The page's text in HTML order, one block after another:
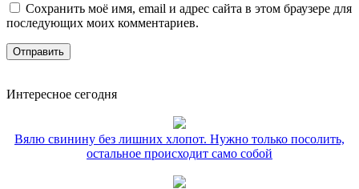
Сохранить моё имя, email и адрес сайта в этом браузере для
последующих моих комментариев.
Интересное сегодня
Вялю свинину без лишних хлопот. Нужно только посолить,
остальное происходит само собой